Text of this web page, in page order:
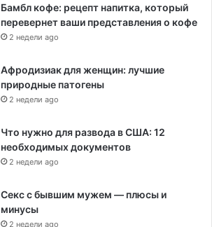
Бамбл кофе: рецепт напитка, который
перевернет ваши представления о кофе
2 недели ago
Афродизиак для женщин: лучшие
природные патогены
2 недели ago
Что нужно для развода в США: 12
необходимых документов
2 недели ago
Секс с бывшим мужем — плюсы и
минусы
2 недели ago